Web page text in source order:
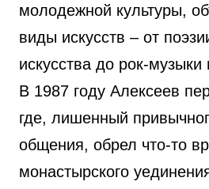
молодежной культуры,
виды искусств – от
искусства до рок-музыки
В 1987 году Алексеев
где, лишенный
общения, обрел что-то
монастырского